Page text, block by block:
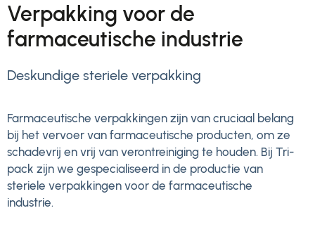
Verpakking voor de
farmaceutische industrie
Deskundige steriele verpakking
Farmaceutische verpakkingen zijn van cruciaal belang
bij het vervoer van farmaceutische producten, om ze
schadevrij en vrij van verontreiniging te houden. Bij Tri-
pack zijn we gespecialiseerd in de productie van
steriele verpakkingen voor de farmaceutische
industrie.